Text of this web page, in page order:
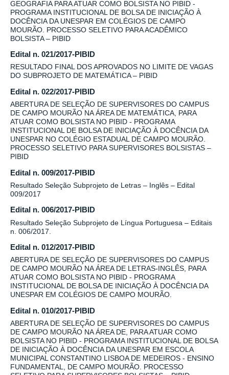
GEOGRAFIA PARA ATUAR COMO BOLSISTA NO PIBID -
PROGRAMA INSTITUCIONAL DE BOLSA DE INICIAÇÃO À
DOCÊNCIA DA UNESPAR EM COLÉGIOS DE CAMPO
MOURÃO. PROCESSO SELETIVO PARA ACADÊMICO
BOLSISTA – PIBID
Edital n. 021/2017-PIBID
RESULTADO FINAL DOS APROVADOS NO LIMITE DE VAGAS
DO SUBPROJETO DE MATEMÁTICA – PIBID
Edital n. 022/2017-PIBID
ABERTURA DE SELEÇÃO DE SUPERVISORES DO CAMPUS
DE CAMPO MOURÃO NA ÁREA DE MATEMÁTICA, PARA
ATUAR COMO BOLSISTA NO PIBID - PROGRAMA
INSTITUCIONAL DE BOLSA DE INICIAÇÃO À DOCÊNCIA DA
UNESPAR NO COLÉGIO ESTADUAL DE CAMPO MOURÃO.
PROCESSO SELETIVO PARA SUPERVISORES BOLSISTAS –
PIBID
Edital n. 009/2017-PIBID
Resultado Seleção Subprojeto de Letras – Inglês – Edital
009/2017
Edital n. 006/2017-PIBID
Resultado Seleção Subprojeto de Língua Portuguesa – Editais
n. 006/2017.
Edital n. 012/2017-PIBID
ABERTURA DE SELEÇÃO DE SUPERVISORES DO CAMPUS
DE CAMPO MOURÃO NA ÁREA DE LETRAS-INGLÊS, PARA
ATUAR COMO BOLSISTA NO PIBID - PROGRAMA
INSTITUCIONAL DE BOLSA DE INICIAÇÃO À DOCÊNCIA DA
UNESPAR EM COLÉGIOS DE CAMPO MOURÃO.
Edital n. 010/2017-PIBID
ABERTURA DE SELEÇÃO DE SUPERVISORES DO CAMPUS
DE CAMPO MOURÃO NA ÁREA DE, PARA ATUAR COMO
BOLSISTA NO PIBID - PROGRAMA INSTITUCIONAL DE BOLSA
DE INICIAÇÃO À DOCÊNCIA DA UNESPAR EM ESCOLA
MUNICIPAL CONSTANTINO LISBOA DE MEDEIROS - ENSINO
FUNDAMENTAL, DE CAMPO MOURÃO. PROCESSO